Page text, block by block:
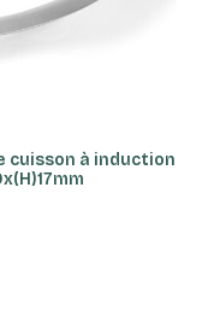
cuisson à induction